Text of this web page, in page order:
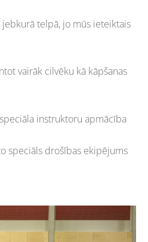
telpā, jo mūs ieteiktais
vairāk cilvēku kā kāpšanas
instruktoru apmācība
speciāls drošības ekipējums